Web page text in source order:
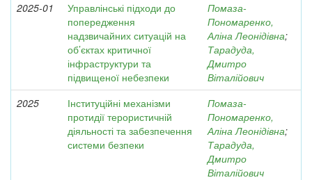
2025-01
Управлінські підходи до
попередження
надзвичайних ситуацій на
об’єктах критичної
інфраструктури та
підвищеної небезпеки
Помаза-
Пономаренко,
Аліна Леонідівна;
Тарадуда,
Дмитро
Віталійович
2025
Інституційні механізми
протидії терористичній
діяльності та забезпечення
системи безпеки
Помаза-
Пономаренко,
Аліна Леонідівна;
Тарадуда,
Дмитро
Віталійович